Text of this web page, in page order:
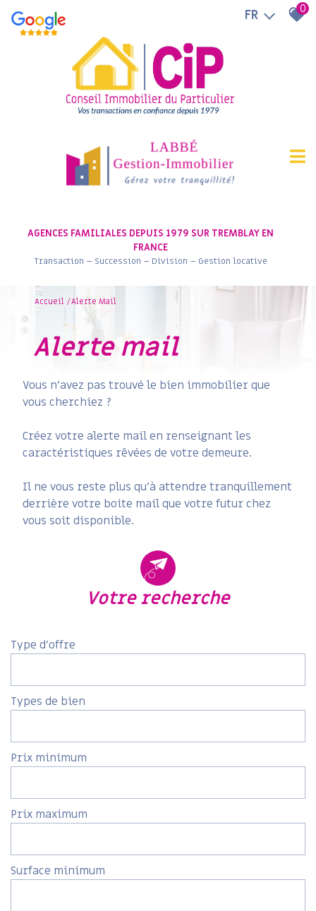
FR 0
AGENCES FAMILIALES DEPUIS 1979 SUR TREMBLAY EN
FRANCE
Transaction – Succession – Division – Gestion locative
Accueil Alerte Mail
alerte mail
Vous n'avez pas trouvé le bien immobilier que
vous cherchiez ?
Créez votre alerte mail en renseignant les
caractéristiques rêvées de votre demeure.
Il ne vous reste plus qu'à attendre tranquillement
derrière votre boite mail que votre futur chez
vous soit disponible.
votre recherche
Type d'offre
Types de bien
Prix minimum
Prix maximum
Surface minimum